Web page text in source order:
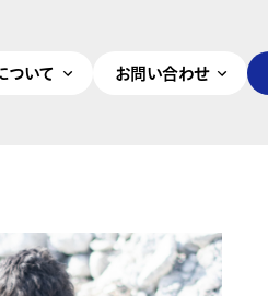
いて お問い合わせ